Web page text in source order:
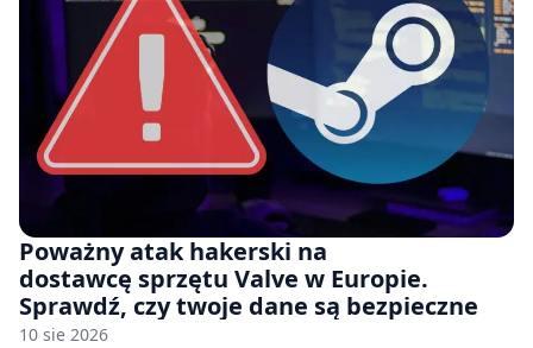
Poważny atak hakerski na
dostawcę sprzętu Valve w Europie.
Sprawdź, czy twoje dane są bezpieczne
10 sie 2026